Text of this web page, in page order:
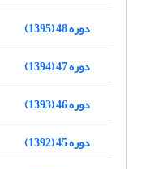
دوره 48 (1395)
دوره 47 (1394)
دوره 46 (1393)
دوره 45 (1392)